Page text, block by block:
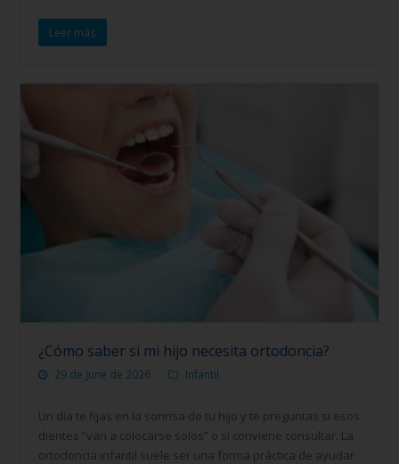
Leer más
¿Cómo saber si mi hijo necesita ortodoncia?
29 de June de 2026 Infantil
Un día te fijas en la sonrisa de tu hijo y te preguntas si esos
dientes “van a colocarse solos” o si conviene consultar. La
ortodoncia infantil suele ser una forma práctica de ayudar